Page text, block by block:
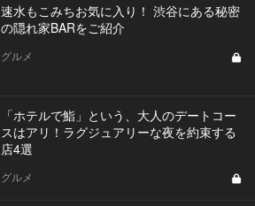
速水もこみちお気に入り！ 渋谷にある秘密
の隠れ家BARをご紹介
グルメ
「ホテルで鮨」という、大人のデートコー
スはアリ！ラグジュアリーな夜を約束する
店4選
グルメ